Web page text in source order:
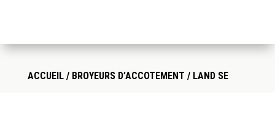
ACCUEIL/ BROYEURS D’ACCOTEMENT / LAND SE